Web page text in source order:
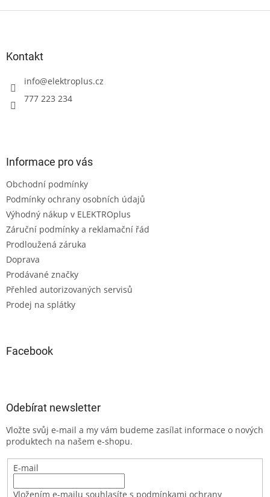
Kontakt
info@elektroplus.cz
777 223 234
Informace pro vás
Obchodní podmínky
Podmínky ochrany osobních údajů
Výhodný nákup v ELEKTROplus
Záruční podmínky a reklamační řád
Prodloužená záruka
Doprava
Prodávané značky
Přehled autorizovaných servisů
Prodej na splátky
Facebook
Odebírat newsletter
Vložte svůj e-mail a my vám budeme zasílat informace o nových
produktech na našem e-shopu.
E-mail
Vložením e-mailu souhlasíte s podmínkami ochrany